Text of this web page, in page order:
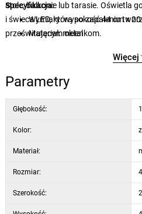
stole, balkonie lub tarasie. Oświetla
i świeca LED, która po zapaleniu
prześwitującym okienkom.
Specyfikacja:
Wymiary: wysokość 44 cm x
Materiał: metal
Zastosowanie: wewnątrz i na
Więcej
Parametry
Głębokość:
Kolor:
Materiał:
Rozmiar:
Szerokość: